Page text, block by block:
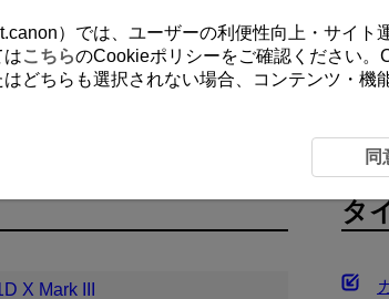
タ
X Mark III
）では、ユーザーの利便性向上・サイ
はこちらのCookieポリシーをご確認ください。
どちらも選択されない場合、コンテンツ・
同